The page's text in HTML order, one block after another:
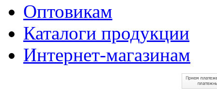
Оптовикам
Каталоги продукции
Интернет-магазинам